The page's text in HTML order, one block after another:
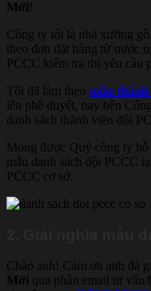
Mới!
Công ty tôi là nhà xưởng
theo đơn đặt hàng từ nước
PCCC kiểm tra thì yêu cầu
Tôi đã làm theo mẫu
lên phê duyệt, nay bên
danh sách thành viên đội
Mong được Quý công ty hỗ
mẫu danh sách đội PCCC
PCCC cơ sở.
Chào anh! Cảm ơn anh đã
Mới qua phần email tư